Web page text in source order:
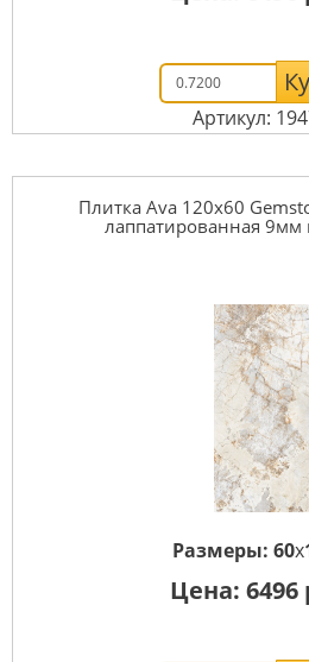
Артикул:
Плитка Ava 120x60
лаппатированная 9мм
Размеры: 60x
Цена: 6496